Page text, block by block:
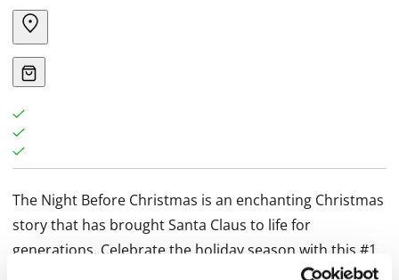
The Night Before Christmas is an enchanting Christmas
story that has brought Santa Claus to life for
generations. Celebrate the holiday season with this #1
New York Times bestselling edition of the classic poem.